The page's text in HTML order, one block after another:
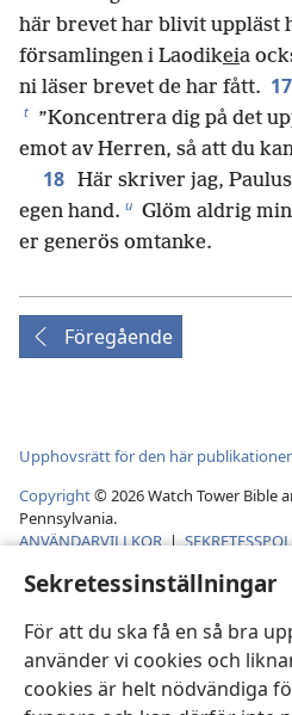
Sekretessinställningar
För att du ska få en så bra
använder vi cookies och
cookies är helt nödvändiga
här brevet har blivit uppläst
församlingen i Laodikeia
ni läser brevet de har fått. 17
t ”Koncentrera dig på det
emot av Herren, så att du
18 Här skriver jag,
egen hand. u Glöm aldrig
er generös omtanke.
Föregående
Upphovsrätt för den här
Copyright© 2026Watch Tower Bible
Pennsylvania.
ANVÄNDARVILLKOR|